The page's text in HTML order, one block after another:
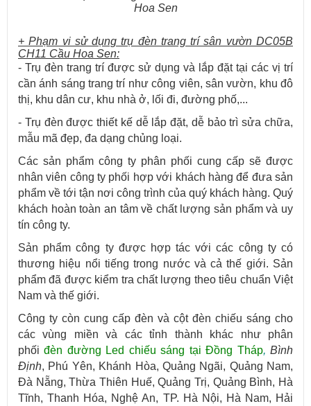
Hoa Sen
+ Phạm vi sử dụng trụ đèn trang trí sân vườn DC05B
CH11 Cầu Hoa Sen:
- Trụ đèn trang trí được sử dụng và lắp đặt tại các vị trí
cần ánh sáng trang trí như công viên, sân vườn, khu đô
thị, khu dân cư, khu nhà ở, lối đi, đường phố,...
- Trụ đèn được thiết kế dễ lắp đặt, dễ bảo trì sửa chữa,
mẫu mã đẹp, đa dạng chủng loại.
Các sản phẩm công ty phân phối cung cấp sẽ được
nhân viên công ty phối hợp với khách hàng để đưa sản
phẩm về tới tận nơi công trình của quý khách hàng. Quý
khách hoàn toàn an tâm về chất lượng sản phẩm và uy
tín công ty.
Sản phẩm công ty được hợp tác với các công ty có
thương hiệu nổi tiếng trong nước và cả thế giới. Sản
phẩm đã được kiểm tra chất lượng theo tiêu chuẩn Việt
Nam và thế giới.
Công ty còn cung cấp đèn và cột đèn chiếu sáng cho
các vùng miền và các tỉnh thành khác như phân
phốiđèn đường Led chiếu sáng tại Đồng Tháp,Bình
Định, Phú Yên, Khánh Hòa, Quảng Ngãi, Quảng Nam,
Đà Nẵng, Thừa Thiên Huế, Quảng Trị, Quảng Bình, Hà
Tĩnh, Thanh Hóa, Nghệ An, TP. Hà Nội, Hà Nam, Hải